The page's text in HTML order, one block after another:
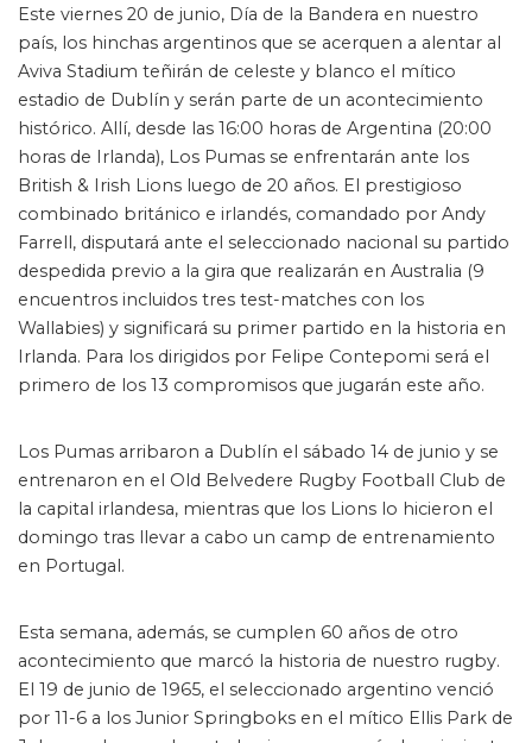
Este viernes 20 de junio, Día de la Bandera en nuestro
país, los hinchas argentinos que se acerquen a alentar al
Aviva Stadium teñirán de celeste y blanco el mítico
estadio de Dublín y serán parte de un acontecimiento
histórico. Allí, desde las 16:00 horas de Argentina (20:00
horas de Irlanda), Los Pumas se enfrentarán ante los
British & Irish Lions luego de 20 años. El prestigioso
combinado británico e irlandés, comandado por Andy
Farrell, disputará ante el seleccionado nacional su partido
despedida previo a la gira que realizarán en Australia (9
encuentros incluidos tres test-matches con los
Wallabies) y significará su primer partido en la historia en
Irlanda. Para los dirigidos por Felipe Contepomi será el
primero de los 13 compromisos que jugarán este año.
Los Pumas arribaron a Dublín el sábado 14 de junio y se
entrenaron en el Old Belvedere Rugby Football Club de
la capital irlandesa, mientras que los Lions lo hicieron el
domingo tras llevar a cabo un camp de entrenamiento
en Portugal.
Esta semana, además, se cumplen 60 años de otro
acontecimiento que marcó la historia de nuestro rugby.
El 19 de junio de 1965, el seleccionado argentino venció
por 11-6 a los Junior Springboks en el mítico Ellis Park de